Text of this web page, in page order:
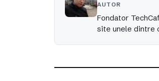
AUTOR
Fondator
site unele dintre